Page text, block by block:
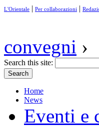
L'Orientale | Per collaborazioni |
convegni ›
Search this site:
Home
News
Eventi e